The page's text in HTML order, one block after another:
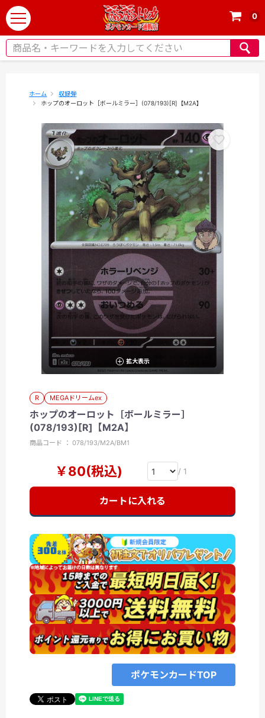
t
o
g
0
ホーム
収録弾
ホップのオーロット［ボールミラー］(078/193)[R]【M2A】
拡大表示
R MEGAドリームex
ホップのオーロット［ボールミラー］
(078/193)[R]【M2A】
商品コード ： 078/193/M2A/BM1
￥80(税込) / 1
カートに入れる
ポケモンカードTOP